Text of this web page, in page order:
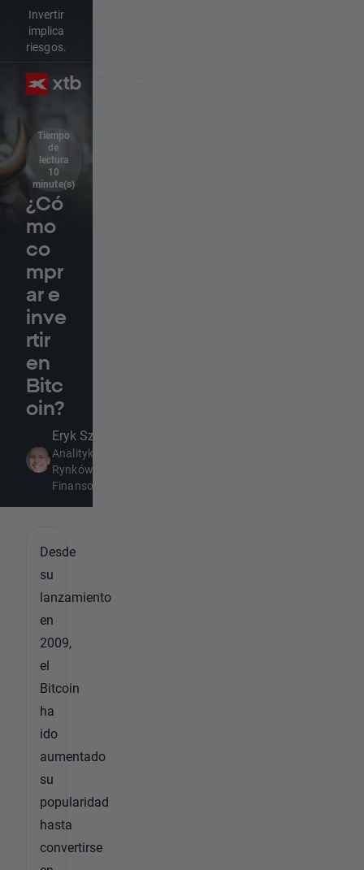
Invertir
implica
riesgos.
Tiempo
de
lectura
10
minute(s)
¿Có
mo
co
mpr
ar e
inve
rtir
en
Bitc
oin?
Eryk Szmyd
Analityk
Rynków
Finansowych
Desde
su
lanzamiento
en
2009,
el
Bitcoin
ha
ido
aumentado
su
popularidad
hasta
convertirse